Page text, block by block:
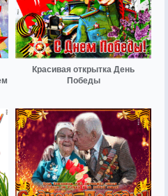
Красивая открытка День
Победы